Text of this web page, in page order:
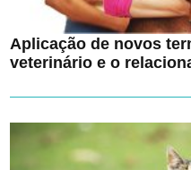
Aplicação de novos
veterinário e o